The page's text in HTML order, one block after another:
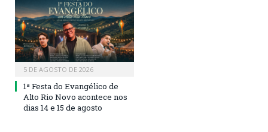
5 DE AGOSTO DE 2026
1ª Festa do Evangélico de
Alto Rio Novo acontece nos
dias 14 e 15 de agosto